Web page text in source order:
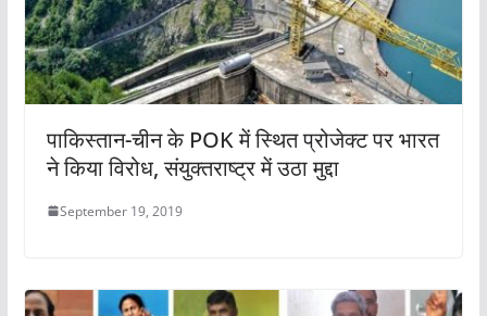
पाकिस्तान-चीन के POK में स्थित प्रोजेक्ट पर भारत
ने किया विरोध, संयुक्तराष्ट्र में उठा मुद्दा
September 19, 2019